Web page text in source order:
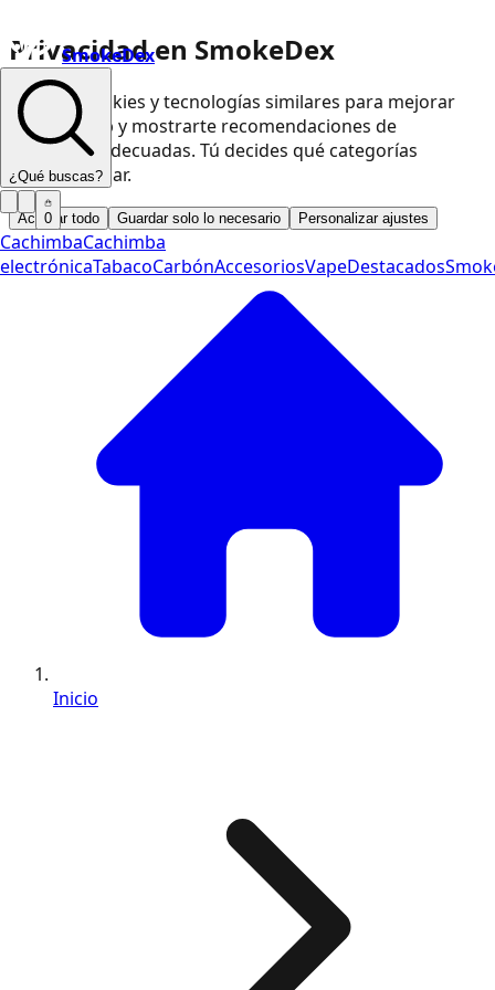
Privacidad en SmokeDex
Usamos cookies y tecnologías similares para mejorar
nuestra web y mostrarte recomendaciones de
productos adecuadas. Tú decides qué categorías
podemos usar.
Aceptar todo Guardar solo lo necesario Personalizar ajustes
SmokeDex
¿Qué buscas?
0
CachimbaCachimba
electrónicaTabacoCarbónAccesoriosVapeDestacados
Inicio